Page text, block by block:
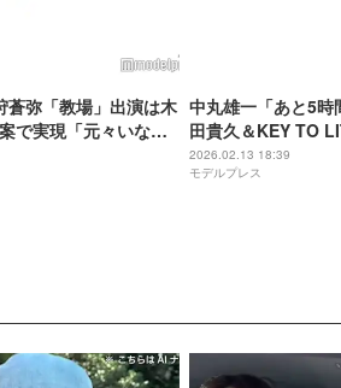
蒼弥「教場」出演は木
で実現「元々いない
ですよ」抜擢理由明
中丸雄一「あと5時
田貴久＆KEY TO
会報告 3ショットに
い」「ガリさん嬉し
2026.02.13 18:39
モデルプレス